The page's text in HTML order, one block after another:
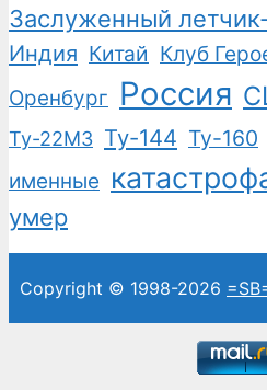
Заслуженный
Индия Китай Клуб
Оренбург Россия
Ту-22М3 Ту-144 Ту-160
именные
умер
Copyright © 1998-2026